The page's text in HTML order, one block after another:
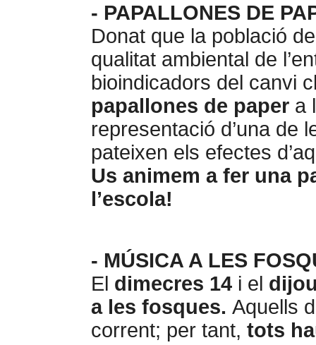
- PAPALLONES DE
Donat que la població
qualitat ambiental de
bioindicadors del canvi
papallones de paper a
representació d’una de
pateixen els efectes
Us animem a fer una
l’escola!
- MÚSICA A LES
El dimecres 14 i el
a les fosques.Aquells
corrent; per tant,tots